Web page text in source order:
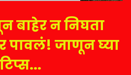
बाहेर न निघता
पावलं! जाणून घ्या
टिप्स...